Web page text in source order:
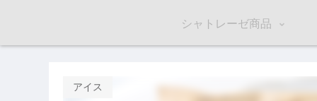
シャトレーゼ商品
アイス